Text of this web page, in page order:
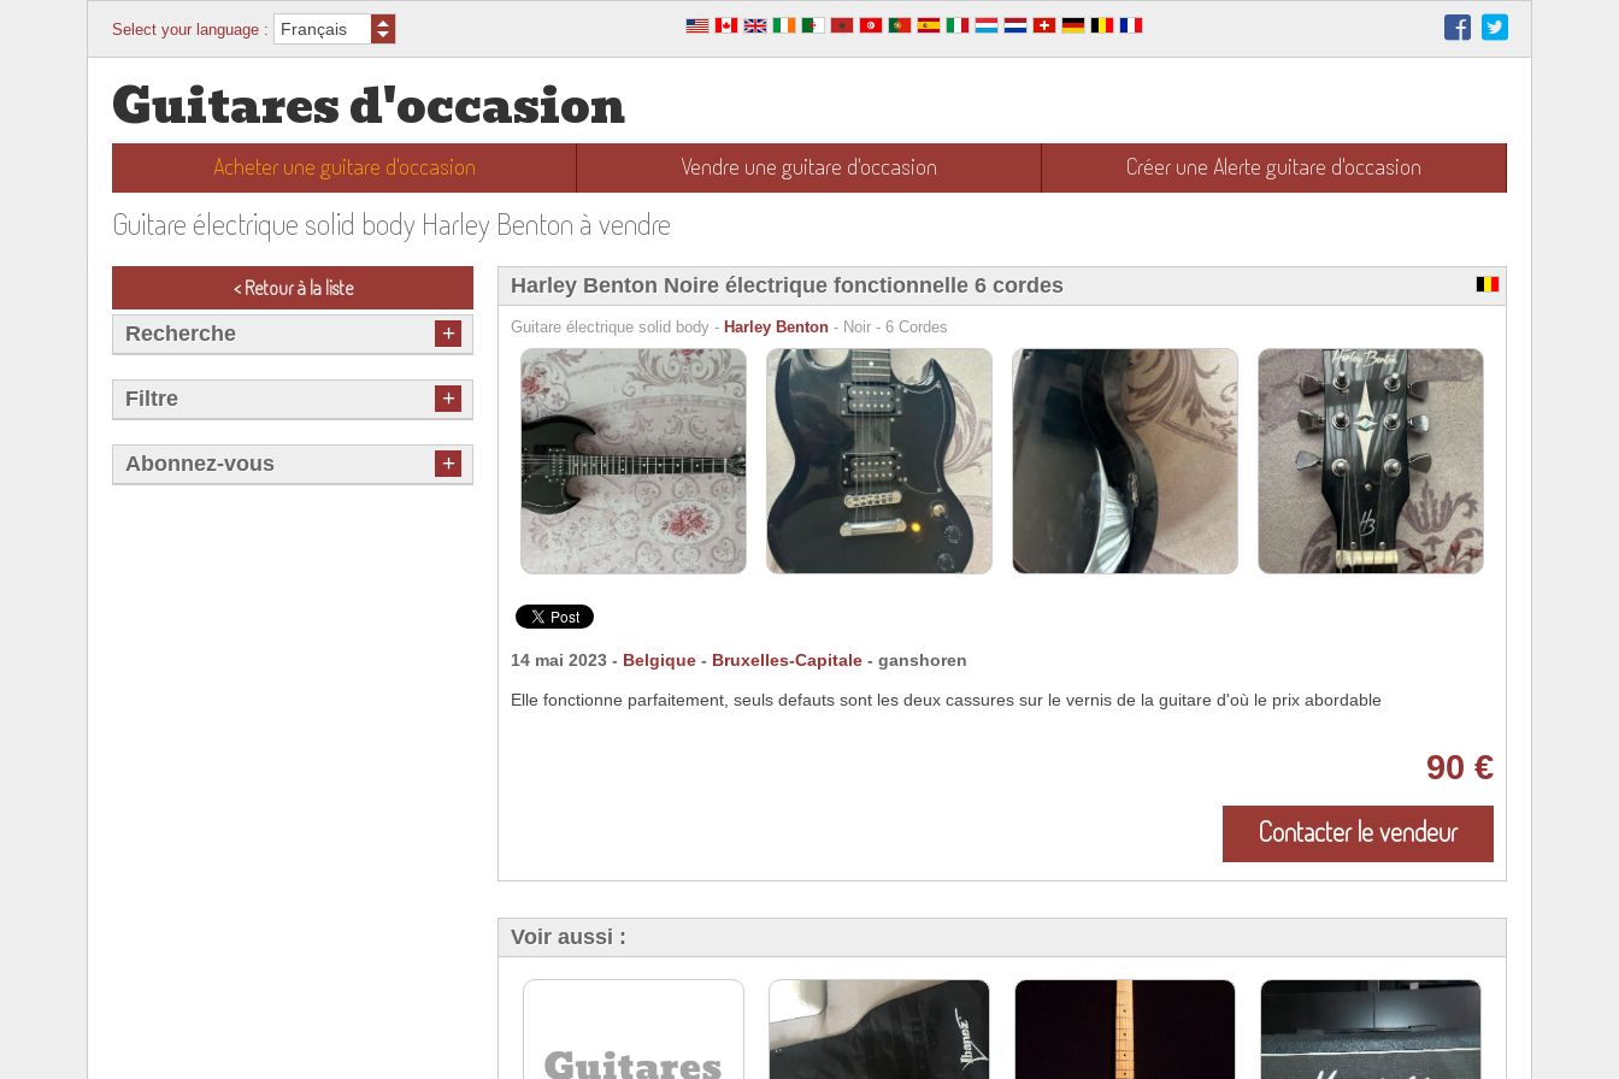
Select your language :
Guitares d'occasion
Acheter une guitare d'occasion Vendre une guitare d'occasion Créer une Alerte guitare d'occasion
Guitare électrique solid body Harley Benton à vendre
< Retour à la liste
Recherche
+
Filtre +
Abonnez-vous +
Harley Benton Noire électrique fonctionnelle 6 cordes
Guitare électrique solid body - Harley Benton - Noir - 6 Cordes
14 mai 2023 - Belgique - Bruxelles-Capitale - ganshoren
Elle fonctionne parfaitement, seuls defauts sont les deux cassures sur le vernis de la guitare d'où le prix abordable
90 €
Contacter le vendeur
Voir aussi :